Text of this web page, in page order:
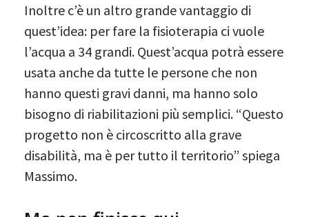
Inoltre c’è un altro grande vantaggio di
quest’idea: per fare la fisioterapia ci vuole
l’acqua a 34 grandi. Quest’acqua potrà essere
usata anche da tutte le persone che non
hanno questi gravi danni, ma hanno solo
bisogno di riabilitazioni più semplici. “Questo
progetto non è circoscritto alla grave
disabilità, ma è per tutto il territorio” spiega
Massimo.